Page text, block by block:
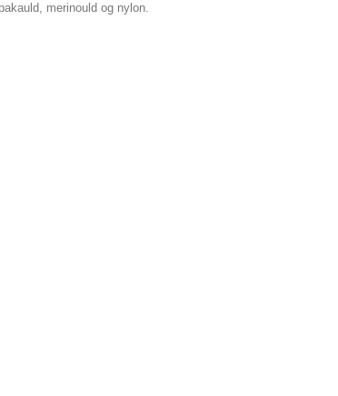
merinould og nylon.